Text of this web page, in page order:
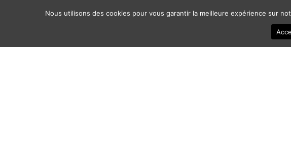
Nous utilisons des cookies pour vous garantir la meilleure expérience sur